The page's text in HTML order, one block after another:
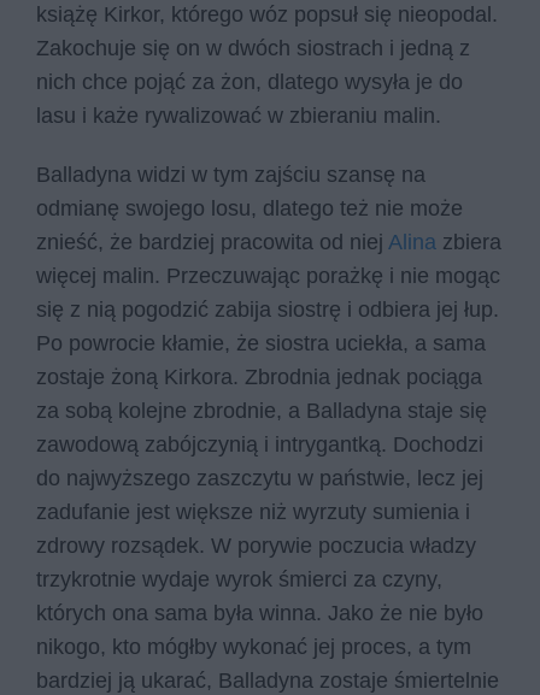
książę Kirkor, którego wóz popsuł się nieopodal.
Zakochuje się on w dwóch siostrach i jedną z
nich chce pojąć za żon, dlatego wysyła je do
lasu i każe rywalizować w zbieraniu malin.
Balladyna widzi w tym zajściu szansę na
odmianę swojego losu, dlatego też nie może
znieść, że bardziej pracowita od niej Alina zbiera
więcej malin. Przeczuwając porażkę i nie mogąc
się z nią pogodzić zabija siostrę i odbiera jej łup.
Po powrocie kłamie, że siostra uciekła, a sama
zostaje żoną Kirkora. Zbrodnia jednak pociąga
za sobą kolejne zbrodnie, a Balladyna staje się
zawodową zabójczynią i intrygantką. Dochodzi
do najwyższego zaszczytu w państwie, lecz jej
zadufanie jest większe niż wyrzuty sumienia i
zdrowy rozsądek. W porywie poczucia władzy
trzykrotnie wydaje wyrok śmierci za czyny,
których ona sama była winna. Jako że nie było
nikogo, kto mógłby wykonać jej proces, a tym
bardziej ją ukarać, Balladyna zostaje śmiertelnie